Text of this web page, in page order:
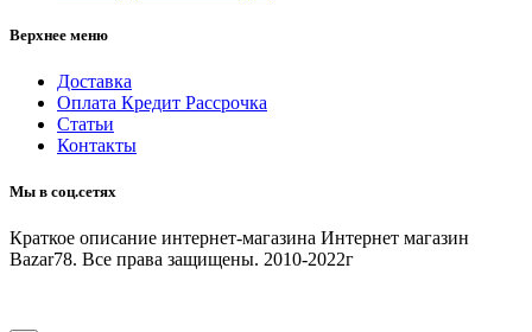
Верхнее меню
Доставка
Оплата Кредит Рассрочка
Статьи
Контакты
Мы в соц.сетях
Краткое описание интернет-магазина Интернет магазин
Bazar78. Все права защищены. 2010-2022г